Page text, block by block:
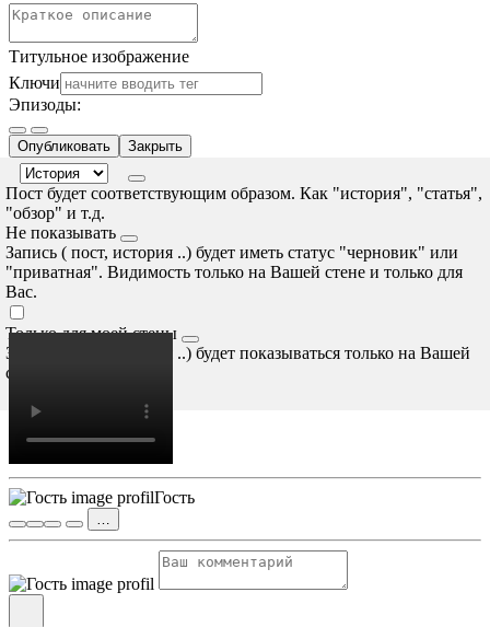
Титульное изображение
Ключи
Эпизоды:
Опубликовать Закрыть
Пост будет соответствующим образом. Как "история", "статья",
"обзор" и т.д.
Не показывать
Запись ( пост, история ..) будет иметь статус "черновик" или
"приватная". Видимость только на Вашей стене и только для
Вас.
Только для моей стены
Запись ( пост, история ..) будет показываться только на Вашей
стене.
Гость